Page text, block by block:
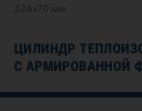
324х70 мм
ЦИЛИНДР
С АРМИРОВАННОЙ